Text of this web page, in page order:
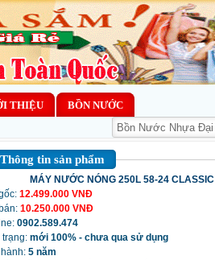
THIỆU BỒN NƯỚC
Thông tin sản phẩm
MÁY NƯỚC NÓNG 250L 58-24 CLASSIC
12.499.000 VNĐ
10.250.000 VNĐ
0902.589.474
trạng: mới 100% - chưa qua sử dụng
5 năm